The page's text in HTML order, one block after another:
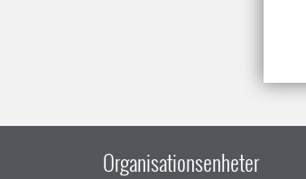
Organisationsenheter